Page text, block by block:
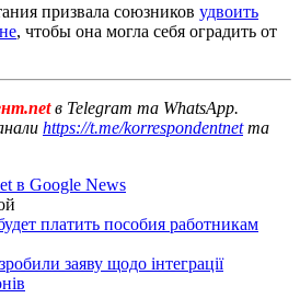
призвала союзников удвоить
, чтобы она могла себя оградить от
в Telegram та WhatsApp.
https://t.me/korrespondentnetта
в Google News
платить пособия работникам
заяву щодо інтеграції